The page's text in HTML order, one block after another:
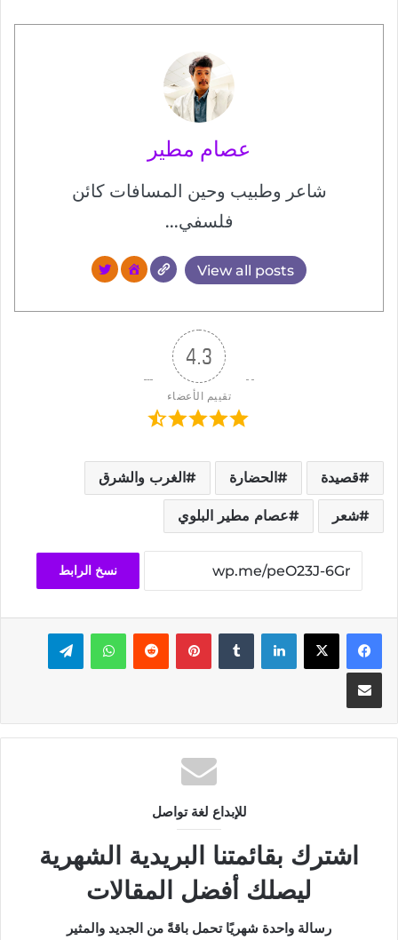
عصام مطير
شاعر وطبيب وحين المسافات كائن
فلسفي...
View all posts
4.3
تقييم الأعضاء
قصيدة الحضارة الغرب والشرق
شعر عصام مطير البلوي
نسخ الرابط
فيسبوك‫X لينكدإن بينتيريست واتسابتيلقرام
مشاركة عبر البريد
للإبداع لغة تواصل
اشترك بقائمتنا البريدية الشهرية
ليصلك أفضل المقالات
رسالة واحدة شهريًا تحمل باقةً من الجديد والمثير